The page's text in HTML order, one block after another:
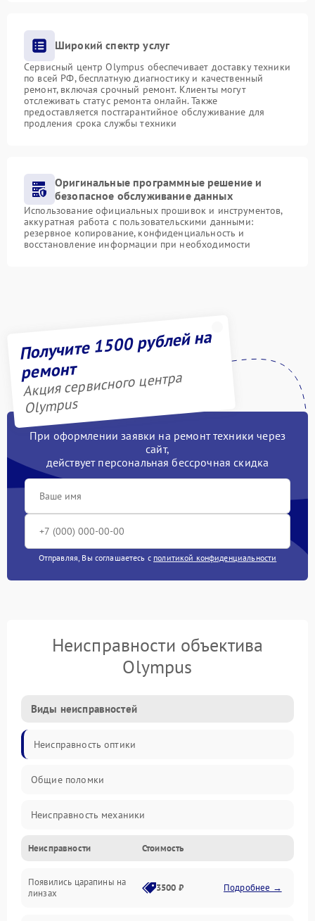
Широкий спектр услуг
Сервисный центр Olympus обеспечивает доставку техники
по всей РФ, бесплатную диагностику и качественный
ремонт, включая срочный ремонт. Клиенты могут
отслеживать статус ремонта онлайн. Также
предоставляется постгарантийное обслуживание для
продления срока службы техники
Оригинальные программные решение и
безопасное обслуживание данных
Использование официальных прошивок и инструментов,
аккуратная работа с пользовательскими данными:
резервное копирование, конфиденциальность и
восстановление информации при необходимости
Получите 1500 рублей на
ремонт
Акция сервисного центра
Olympus
При оформлении заявки на ремонт техники через
сайт,
действует персональная бессрочная скидка
Отправляя, Вы соглашаетесь с политикой конфиденциальности
Неисправности объектива
Olympus
Виды неисправностей
Неисправность оптики
Общие поломки
Неисправность механики
Неисправность электроники (если объектив с мотором/
Прочие неисправности
Неисправности Стоимость
Появились царапины на
линзах
3500 ₽ Подробнее →